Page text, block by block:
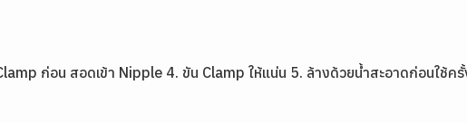
ก่อน สอดเข้า Nipple 4. ขัน Clamp ให้แน่น 5. ล้างด้วยน้ำสะอาดก่อนใช้ค